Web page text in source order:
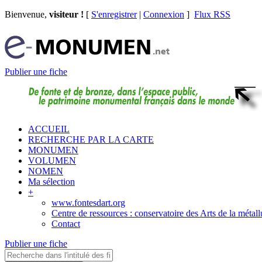
Bienvenue, visiteur ! [ S'enregistrer| Connexion ] Flux RSS
Publier une fiche
ACCUEIL
RECHERCHE PAR LA CARTE
MONUMEN
VOLUMEN
NOMEN
Ma sélection
+
www.fontesdart.org
Centre de ressources : conservatoire des Arts de la
Contact
Publier une fiche